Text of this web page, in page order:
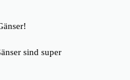
sind super